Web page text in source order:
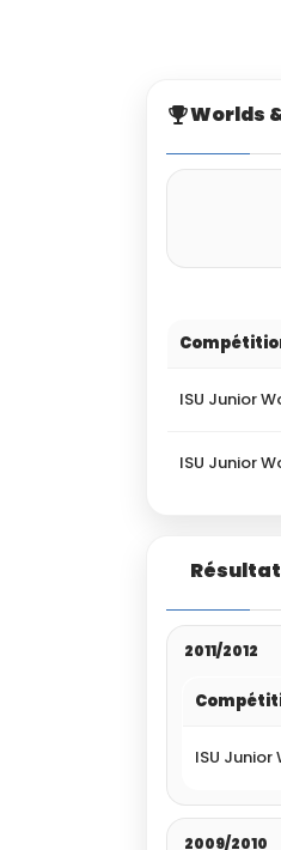
Worlds
ISU Junior
ISU Junior
2011/2012
ISU
2009/2010